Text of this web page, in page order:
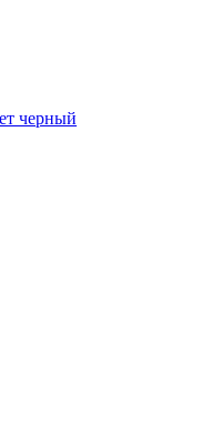
черный